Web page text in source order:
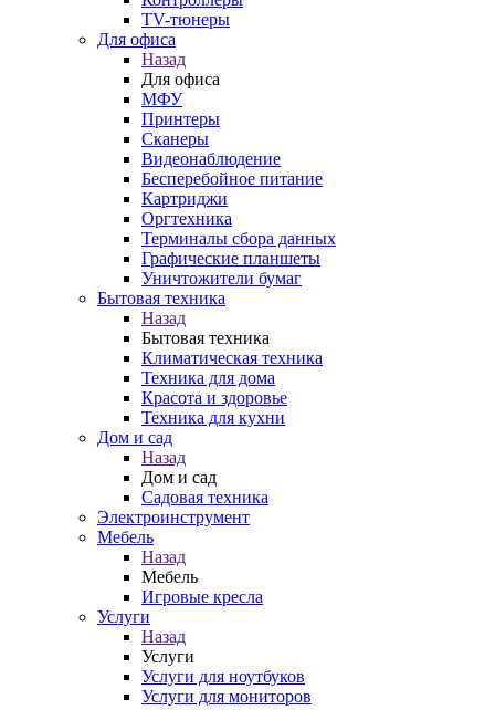
TV-тюнеры
Для офиса
Назад
Для офиса
МФУ
Принтеры
Сканеры
Видеонаблюдение
Бесперебойное питание
Картриджи
Оргтехника
Терминалы сбора данных
Графические планшеты
Уничтожители бумаг
Бытовая техника
Назад
Бытовая техника
Климатическая техника
Техника для дома
Красота и здоровье
Техника для кухни
Дом и сад
Назад
Дом и сад
Садовая техника
Электроинструмент
Мебель
Назад
Мебель
Игровые кресла
Услуги
Назад
Услуги
Услуги для ноутбуков
Услуги для мониторов